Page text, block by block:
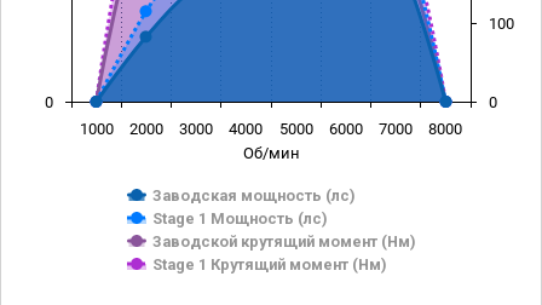
Об/мин
Заводская мощность (лс)
Stage 1 Мощность (лс)
Заводской крутящий момент (Нм)
Stage 1 Крутящий момент (Нм)
1000 2000 3000 4000 5000 6000 7000 8000
0 0
100